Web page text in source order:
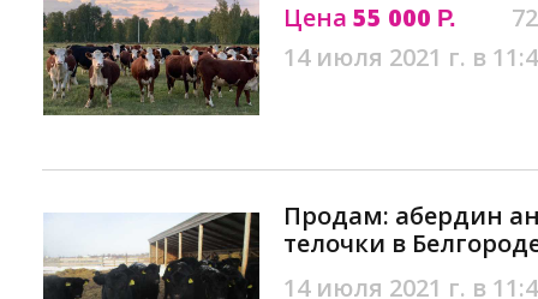
Цена 55 000 Р.
14 июля 2021 г. в
Продам: абердин
телочки в
14 июля 2021 г. в